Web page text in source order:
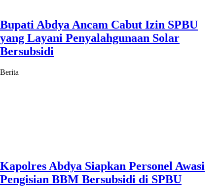
Bupati Abdya Ancam Cabut Izin SPBU
yang Layani Penyalahgunaan Solar
Bersubsidi
Berita
Kapolres Abdya Siapkan Personel Awasi
Pengisian BBM Bersubsidi di SPBU